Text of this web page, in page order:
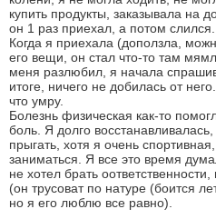
купить продукты, заказывала на
он 1 раз приехал, а потом слился.
Когда я приехала (доползла,
его вещи, он стал что-то там
меня разлюбил, я начала
итоге, ничего не добилась от
что умру.
Болезнь физическая как-то
боль. Я долго
прыгать, хотя я очень
заниматься. Я все это время
не хотел брать
(он трусоват по натуре (боится
но я его люблю все равно).